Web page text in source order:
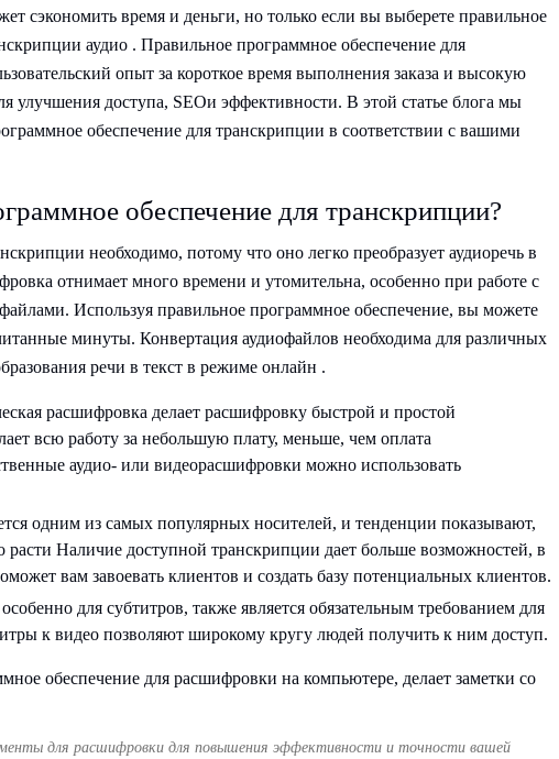
сэкономить время и деньги, но только если вы выберете правильное
аудио . Правильное программное обеспечение для
опыт за короткое время выполнения заказа и высокую
улучшения доступа, SEOи эффективности. В этой статье блога мы
обеспечение для транскрипции в соответствии с вашими
обеспечение для транскрипции?
необходимо, потому что оно легко преобразует аудиоречь в
отнимает много времени и утомительна, особенно при работе с
Используя правильное программное обеспечение, вы можете
минуты. Конвертация аудиофайлов необходима для различных
речи в текст в режиме онлайн .
расшифровка делает расшифровку быстрой и простой
всю работу за небольшую плату, меньше, чем оплата
аудио- или видеорасшифровки можно использовать
одним из самых популярных носителей, и тенденции показывают,
расти Наличие доступной транскрипции дает больше возможностей, в
вам завоевать клиентов и создать базу потенциальных клиентов.
для субтитров, также является обязательным требованием для
к видео позволяют широкому кругу людей получить к ним доступ.
для расшифровки для повышения эффективности и точности вашей